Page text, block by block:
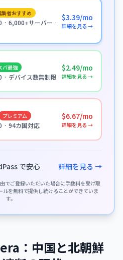
集者おすすめ
サーバー ·
$3.39/mo
詳細を見る →
パ最強
バイス数無制限
$2.49/mo
詳細を見る →
プレミアム
94カ国対応
$6.67/mo
詳細を見る →
で安心 詳細を見る →
ご登録いただいた場合に手数料を受け取
ルを無料で提供し続けることができていま
す。
：中国と北朝鮮